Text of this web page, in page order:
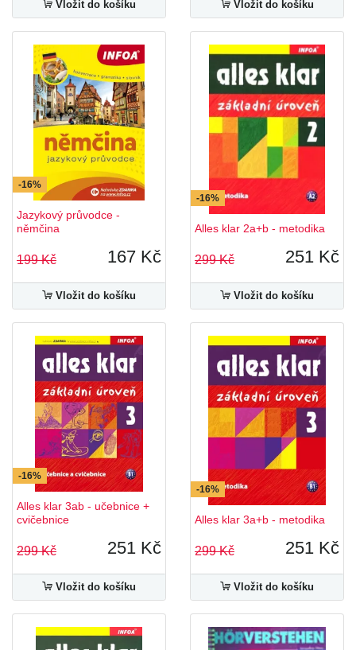
Vložit do košíku Vložit do košíku
-16%
Jazykový průvodce -
němčina
199 Kč 167 Kč
Vložit do košíku
-16%
Alles klar 2a+b - metodika
299 Kč 251 Kč
Vložit do košíku
-16%
Alles klar 3ab - učebnice +
cvičebnice
299 Kč 251 Kč
Vložit do košíku
-16%
Alles klar 3a+b - metodika
299 Kč 251 Kč
Vložit do košíku